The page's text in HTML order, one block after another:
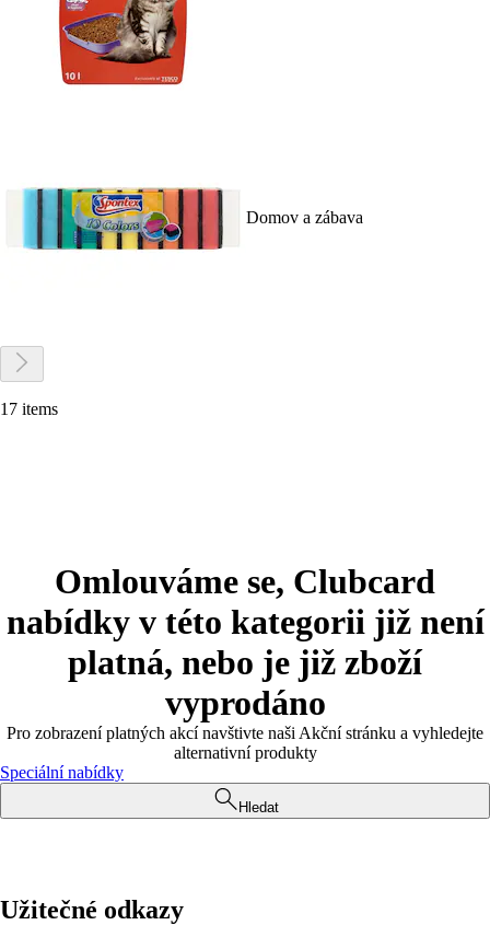
Domov a zábava
17 items
Omlouváme se, Clubcard
nabídky v této kategorii již není
platná, nebo je již zboží
vyprodáno
Pro zobrazení platných akcí navštivte naši Akční stránku a vyhledejte
alternativní produkty
Speciální nabídky
Hledat
Užitečné odkazy